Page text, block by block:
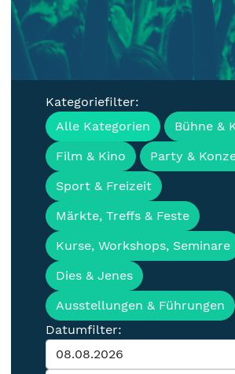
Veranstaltungen,
Events für die
Kategoriefilter:
Alle Kategorien
Bühne &
Film & Kino
Party &
Sport & Freizeit
Märkte, Treffs & Feste
Kurse, Workshops, Seminare
Dies & Jenes
Ausstellungen & Führungen
Datumfilter: